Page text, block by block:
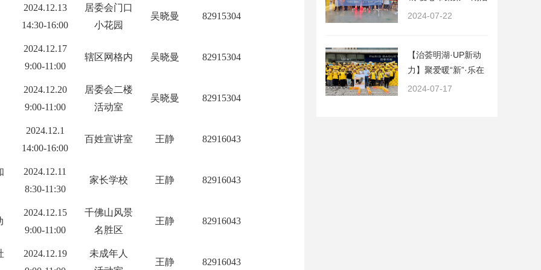
2024.12.13
14:30-16:00
居委会门口
小花园
吴晓曼 82915304
2024.12.17
9:00-11:00
辖区网格内 吴晓曼 82915304
2024.12.20
9:00-11:00
居委会二楼
活动室
吴晓曼 82915304
2024.12.1
14:00-16:00
百姓宣讲室 王静 82916043
2024.12.11
8:30-11:30
家长学校 王静 82916043
2024.12.15
9:00-11:00
千佛山风景
名胜区
王静 82916043
2024.12.19
未成年人
王静 82916043
动
2024-07-22
【治荟明湖·UP新动
力】聚爱暖“新”·乐在
骑中——大明湖街道
2024-07-17